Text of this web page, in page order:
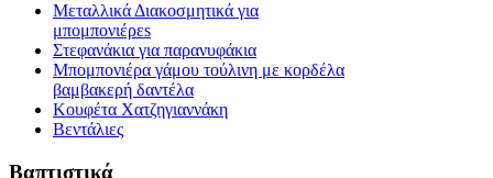
Μεταλλικά Διακοσμητικά για
μπομπονιέρεs
Στεφανάκια για παρανυφάκια
Μπομπονιέρα γάμου τούλινη με κορδέλα
βαμβακερή δαντέλα
Κουφέτα Χατζηγιαννάκη
Βεντάλιες
Βαπτιστικά